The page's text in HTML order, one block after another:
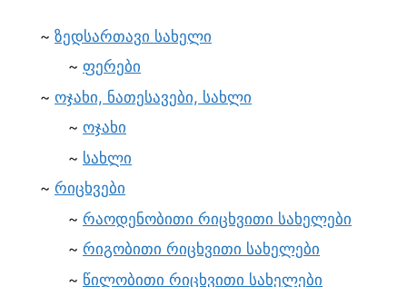
ზედსართავი სახელი
ფერები
ოჯახი, ნათესავები, სახლი
ოჯახი
სახლი
რიცხვები
რაოდენობითი რიცხვითი სახელები
რიგობითი რიცხვითი სახელები
წილობითი რიცხვითი სახელები